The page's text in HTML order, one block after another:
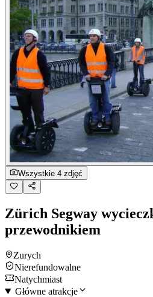
Wszystkie 4 zdjęć
Zürich Segway
przewodnikiem
Zurych
Nierefundowalne
Natychmiast
Główne atrakcje